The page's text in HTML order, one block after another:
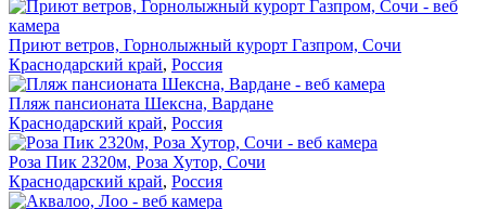
Приют ветров, Горнолыжный курорт Газпром, Сочи
Краснодарский край, Россия
Пляж пансионата Шексна, Вардане
Краснодарский край, Россия
Роза Пик 2320м, Роза Хутор, Сочи
Краснодарский край, Россия